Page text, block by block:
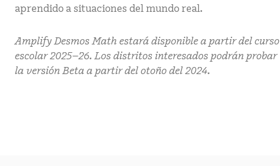
aprendido a situaciones del mundo real.
Amplify Desmos Math estará disponible a partir del curso
escolar 2025–26. Los distritos interesados podrán probar
la versión Beta a partir del otoño del 2024.